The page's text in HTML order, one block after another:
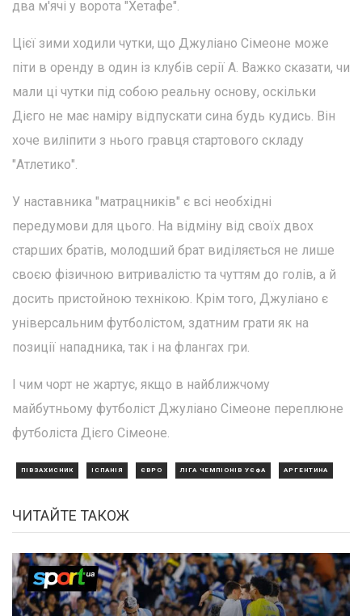
два м'ячі у ворота "Хетафе".
Цієї зими ходили чутки, що Джуліано Сімеоне може
піти в оренду в один із клубів серії А. Важко сказати, чи
мали ці чутки під собою реальну основу, оскільки
Дієго не має наміру відпускати сина будь кудись. Він
хоче виліпити з нього гравця стартового складу
"Атлетико".
У наставника "матрацників" є всі необхідні
передумови для цього. На відміну від своїх двох
старших братів, молодший брат виділяється не лише
своєю фізичною витривалістю та чуттям до голів, а й
досить пристойною технікою. Крім того, Джуліано є
універсальним футболістом, здатним грати як на
позиції нападника, так і на флангах гри.
І чим чорт не жартує, якщо в найближчому
майбутньому футболіст Джуліано Сімеоне переплюне
футболіста Дієго Сімеоне.
ПІВЗАХИСНИК ІСПАНІЯ ЄВРО ЛІГА ЧЕМПІОНІВ УЄФА АРГЕНТИНА
ЧИТАЙТЕ ТАКОЖ